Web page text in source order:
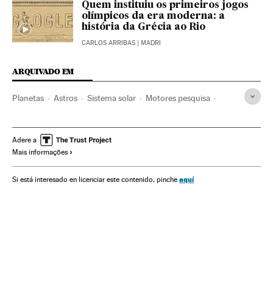
Quem instituiu os primeiros jogos
olímpicos da era moderna: a
história da Grécia ao Rio
CARLOS ARRIBAS | MADRI
ARQUIVADO EM
Planetas Astros Sistema solar Motores pesquisa
Meteorologia Empresas
Comunicações A Lua 2016 Verão Inverno
Adere a
Mais informações
Si está interesado en licenciar este contenido, pinche aquí